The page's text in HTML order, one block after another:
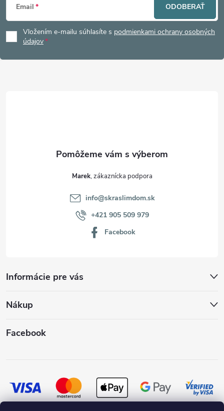
á
p
Email
Vložením e-mailu súhlasíte s podmienkami ochrany osobných
údajov
ODOBERAŤ
Informácie pre vás
Nákup
Marek
info@skraslimdom.sk
+421 905 509 979
Facebook
Facebook